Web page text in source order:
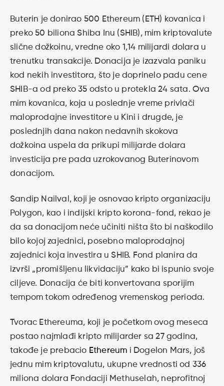
Buterin je donirao 500 Ethereum (ETH) kovanica i
preko 50 biliona Shiba Inu (SHIB), mim kriptovalute
slične dožkoinu, vredne oko 1,14 milijardi dolara u
trenutku transakcije. Donacija je izazvala paniku
kod nekih investitora, što je doprinelo padu cene
SHIB-a od preko 35 odsto u protekla 24 sata. Ova
mim kovanica, koja u poslednje vreme privlači
maloprodajne investitore u Kini i drugde, je
poslednjih dana nakon nedavnih skokova
dožkoina uspela da prikupi milijarde dolara
investicija pre pada uzrokovanog Buterinovom
donacijom.
Sandip Nailval, koji je osnovao kripto organizaciju
Polygon, kao i indijski kripto korona-fond, rekao je
da sa donacijom neće učiniti ništa što bi naškodilo
bilo kojoj zajednici, posebno maloprodajnoj
zajednici koja investira u SHIB. Fond planira da
izvrši „promišljenu likvidaciju” kako bi ispunio svoje
ciljeve. Donacija će biti konvertovana sporijim
tempom tokom određenog vremenskog perioda.
Tvorac Ethereuma, koji je početkom ovog meseca
postao najmlađi kripto milijarder sa 27 godina,
takođe je prebacio Ethereum i Dogelon Mars, još
jednu mim kriptovalutu, ukupne vrednosti od 336
miliona dolara Fondaciji Methuselah, neprofitnoj